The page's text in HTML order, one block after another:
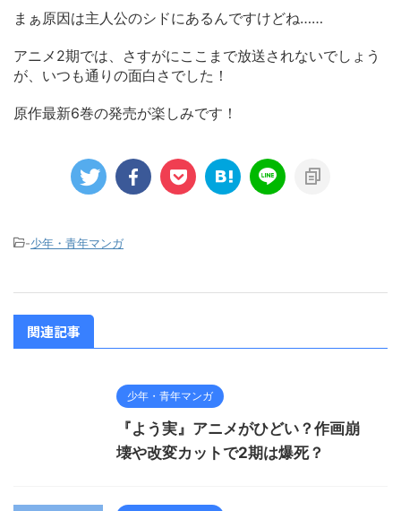
まぁ原因は主人公のシドにあるんですけどね……
アニメ2期では、さすがにここまで放送されないでしょう
が、いつも通りの面白さでした！
原作最新6巻の発売が楽しみです！
-少年・青年マンガ
関連記事
少年・青年マンガ
『よう実』アニメがひどい？作画崩
壊や改変カットで2期は爆死？